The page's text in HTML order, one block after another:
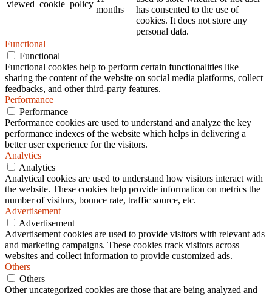
viewed_cookie_policy
months
has consented to the use of
cookies. It does not store any
personal data.
Functional
Functional
Functional cookies help to perform certain functionalities like
sharing the content of the website on social media platforms, collect
feedbacks, and other third-party features.
Performance
Performance
Performance cookies are used to understand and analyze the key
performance indexes of the website which helps in delivering a
better user experience for the visitors.
Analytics
Analytics
Analytical cookies are used to understand how visitors interact with
the website. These cookies help provide information on metrics the
number of visitors, bounce rate, traffic source, etc.
Advertisement
Advertisement
Advertisement cookies are used to provide visitors with relevant ads
and marketing campaigns. These cookies track visitors across
websites and collect information to provide customized ads.
Others
Others
Other uncategorized cookies are those that are being analyzed and